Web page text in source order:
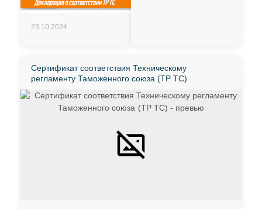
23.10.2024
Сертификат соответствия Техническому
регламенту Таможенного союза (ТР ТС)